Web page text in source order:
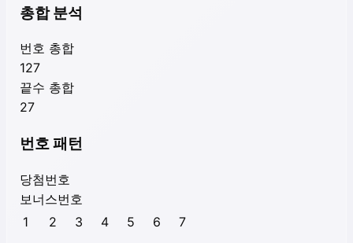
총합 분석
번호 총합
127
끝수 총합
27
번호 패턴
당첨번호
보너스번호
1
2 3 4 5 6 7